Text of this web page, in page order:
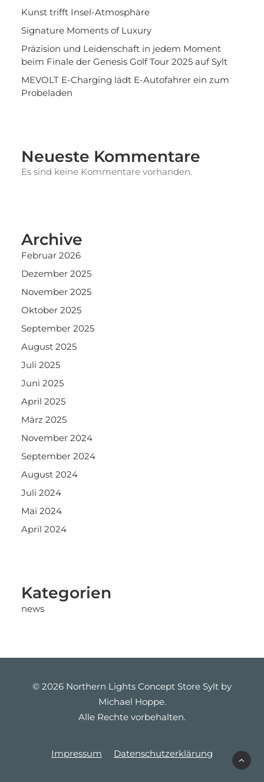
Kunst trifft Insel-Atmosphäre
Signature Moments of Luxury
Präzision und Leidenschaft in jedem Moment
beim Finale der Genesis Golf Tour 2025 auf Sylt
MEVOLT E-Charging lädt E-Autofahrer ein zum
Probeladen
Neueste Kommentare
Es sind keine Kommentare vorhanden.
Archive
Februar 2026
Dezember 2025
November 2025
Oktober 2025
September 2025
August 2025
Juli 2025
Juni 2025
April 2025
März 2025
November 2024
September 2024
August 2024
Juli 2024
Mai 2024
April 2024
Kategorien
news
© 2026 Northern Lights Concept Store Sylt by
Michael Hoppe.
Alle Rechte vorbehalten.
Impressum Datenschutzerklärung